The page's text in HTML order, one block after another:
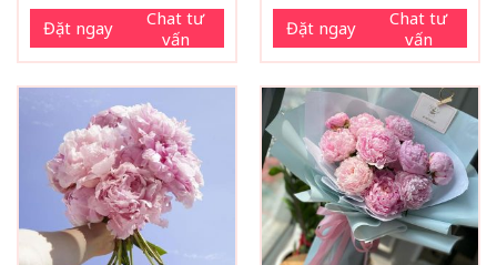
Đặt ngay
Chat tư
vấn
Đặt ngay
Chat tư
vấn